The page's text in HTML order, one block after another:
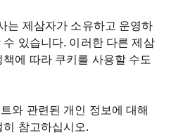
는 제삼자가 소유하고 운영하
있습니다. 이러한 다른 제삼
에 따라 쿠키를 사용할 수도
와 관련된 개인 정보에 대해
참고하십시오.